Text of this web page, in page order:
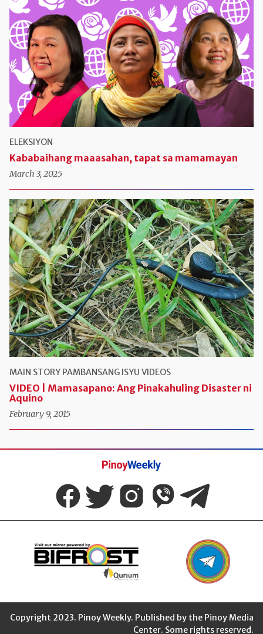
ELEKSIYON
Kababaihang maaasahan, tapat sa mamamayan
March 3, 2025
MAIN STORY PAMBANSANG ISYU VIDEOS
VIDEO | Mamasapano: Ang Pinakahuling Disaster ni
Aquino
February 9, 2015
Pinoy
Weekly
Copyright 2023. Pinoy Weekly. Published by the Pinoy Media
Center. Some rights reserved.